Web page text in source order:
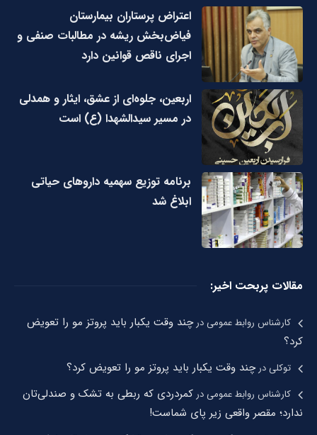
اعتراض پرستاران بیمارستان
فیاض‌بخش ریشه در مطالبات صنفی و
اجرای ناقص قوانین دارد
اربعین، جلوه‌ای از عشق، ایثار و همدلی
در مسیر سیدالشهدا (ع) است
برنامه توزیع سهمیه داروهای حیاتی
ابلاغ شد
مقالات پربحت اخیر:
کارشناس روابط عمومیدرچند وقت یکبار باید پروتز مو را تعویض
کرد؟
توکلیدرچند وقت یکبار باید پروتز مو را تعویض کرد؟
کارشناس روابط عمومیدر کمردردی که ربطی به تشک و صندلی‌تان
ندارد؛ مقصر واقعی زیر پای شماست!